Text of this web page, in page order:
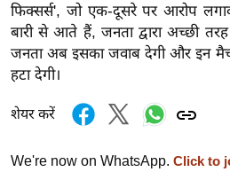
ब्री
फ
म
रं
न
फिक्सर्स', जो एक-दूसरे पर आरोप
बारी से आते हैं, जनता द्वारा अच्छी
जनता अब इसका जवाब देगी और इन मैच
हटा देगी।
शेयर करें
We're now on WhatsApp. Click to